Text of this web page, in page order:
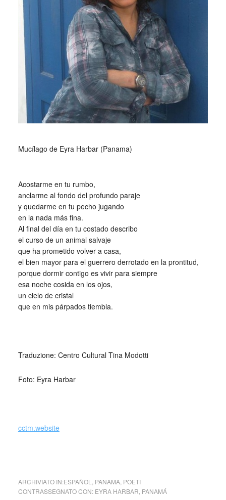
Mucílago de Eyra Harbar (Panama)
Acostarme en tu rumbo,
anclarme al fondo del profundo paraje
y quedarme en tu pecho jugando
en la nada más fina.
Al final del día en tu costado describo
el curso de un animal salvaje
que ha prometido volver a casa,
el bien mayor para el guerrero derrotado en la prontitud,
porque dormir contigo es vivir para siempre
esa noche cosida en los ojos,
un cielo de cristal
que en mis párpados tiembla.
Traduzione: Centro Cultural Tina Modotti
Foto: Eyra Harbar
cctm.website
ARCHIVIATO IN:ESPAÑOL PANAMA, POETI
CONTRASSEGNATO CON: EYRA HARBAR PANAMÁ